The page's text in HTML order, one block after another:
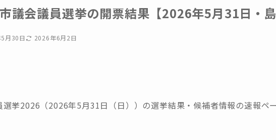
議会議員選挙の開票結果【2026年5月31日・島
月30日 2026年6月2日
挙2026（2026年5月31日（日））の選挙結果・候補者情報の速報ペー